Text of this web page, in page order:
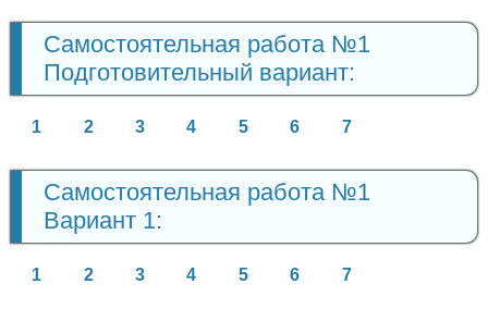
Самостоятельная работа №1
Подготовительный вариант:
1 2 3 4 5 6 7
Самостоятельная работа №1
Вариант 1:
1 2 3 4 5 6 7